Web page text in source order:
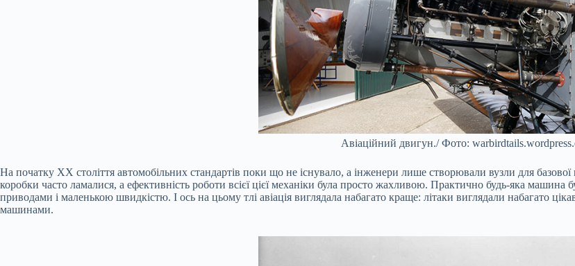
Авіаційний двигун./ Фото:
На початку XX століття автомобільних стандартів поки що не існувало, а інженери лише створювали вузли для
коробки часто ламалися, а ефективність роботи всієї цієї механіки була просто жахливою. Практично будь-яка
приводами і маленькою швидкістю. І ось на цьому тлі авіація виглядала набагато краще: літаки виглядали набагато
машинами.